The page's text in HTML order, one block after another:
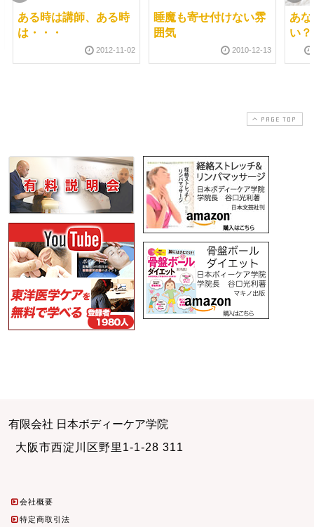
ある時は講師、ある時
は・・・
2012-11-02
睡魔も寄せ付けない雰
囲気
2010-12-13
あ
い
PAGE TOP
有限会社 日本ボディーケア学院
大阪市西淀川区野里1-1-28 311
会社概要
特定商取引法